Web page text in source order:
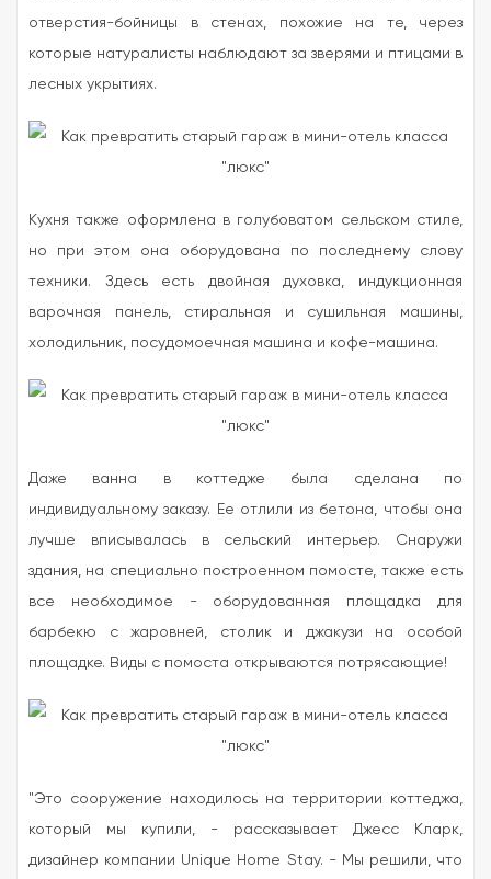
отверстия-бойницы в стенах, похожие на те, через
которые натуралисты наблюдают за зверями и птицами в
лесных укрытиях.
Кухня также оформлена в голубоватом сельском стиле,
но при этом она оборудована по последнему слову
техники. Здесь есть двойная духовка, индукционная
варочная панель, стиральная и сушильная машины,
холодильник, посудомоечная машина и кофе-машина.
Даже ванна в коттедже была сделана по
индивидуальному заказу. Ее отлили из бетона, чтобы она
лучше вписывалась в сельский интерьер. Снаружи
здания, на специально построенном помосте, также есть
все необходимое - оборудованная площадка для
барбекю с жаровней, столик и джакузи на особой
площадке. Виды с помоста открываются потрясающие!
"Это сооружение находилось на территории коттеджа,
который мы купили, - рассказывает Джесс Кларк,
дизайнер компании Unique Home Stay. - Мы решили, что